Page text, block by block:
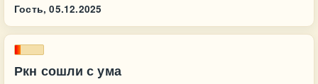
Гость, 05.12.2025
Ркн сошли с ума